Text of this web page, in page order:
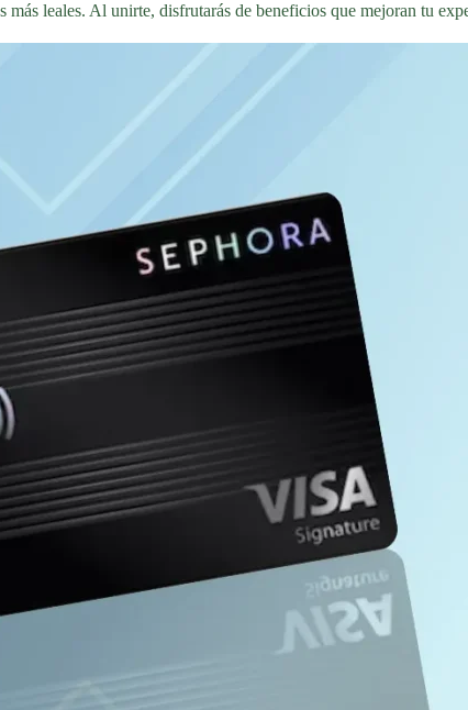
leales. Al unirte, disfrutarás de beneficios que mejoran tu